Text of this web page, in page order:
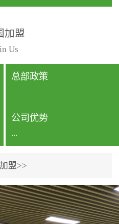
行国家规定的标准检测方
法，空气采样量准确，检
测结果可靠，远胜于其他
检测...
加盟
Us
总部政策
公司优势
...
专利保护优势、双甲资质
企业（“室内环境净化治理
甲级施工资质”“室内环境
盟>>